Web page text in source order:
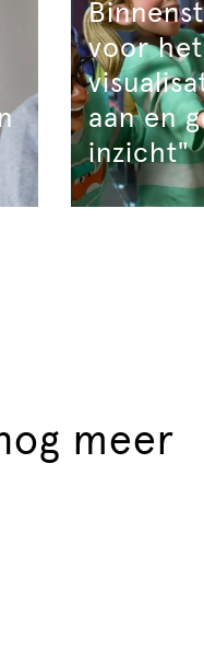
voor
aan en
inzicht"
meer